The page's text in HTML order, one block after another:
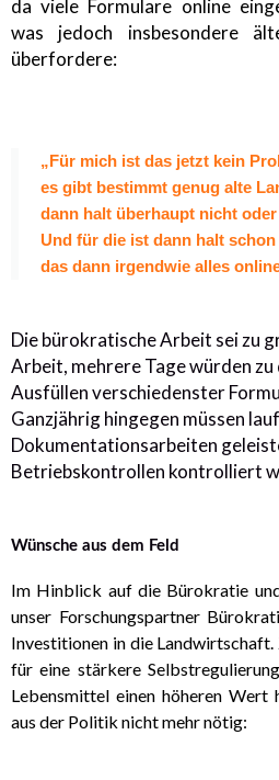
da viele Formulare online
was jedoch insbesondere
überfordere:
„Für mich ist das jetzt kein
es gibt bestimmt genug alte
dann halt überhaupt nicht
Und für die ist dann halt
das dann irgendwie alles
Die bürokratische Arbeit sei zu
Arbeit, mehrere Tage würden
Ausfüllen verschiedenster
Ganzjährig hingegen müssen
Dokumentationsarbeiten
Betriebskontrollen kontrolliert
Wünsche aus dem Feld
Im Hinblick auf die Bürokratie
unser Forschungspartner
Investitionen in die
für eine stärkere
Lebensmittel einen höheren Wert
aus der Politik nicht mehr nötig: